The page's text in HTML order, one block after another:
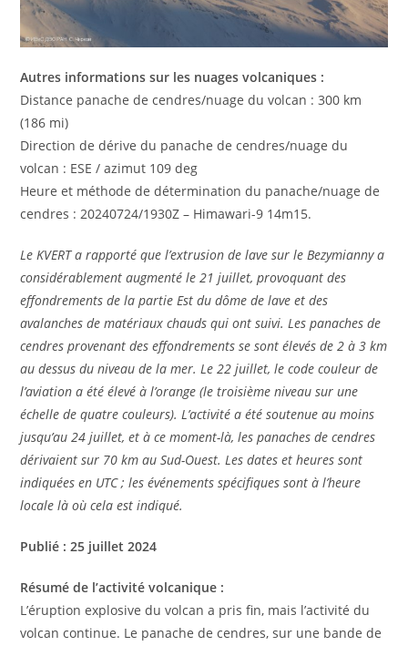
Autres informations sur les nuages ​​volcaniques :
Distance panache de cendres/nuage du volcan : 300 km
(186 mi)
Direction de dérive du panache de cendres/nuage du
volcan : ESE / azimut 109 deg
Heure et méthode de détermination du panache/nuage de
cendres : 20240724/1930Z – Himawari-9 14m15.
Le KVERT a rapporté que l’extrusion de lave sur le Bezymianny a
considérablement augmenté le 21 juillet, provoquant des
effondrements de la partie Est du dôme de lave et des
avalanches de matériaux chauds qui ont suivi. Les panaches de
cendres provenant des effondrements se sont élevés de 2 à 3 km
au dessus du niveau de la mer. Le 22 juillet, le code couleur de
l’aviation a été élevé à l’orange (le troisième niveau sur une
échelle de quatre couleurs). L’activité a été soutenue au moins
jusqu’au 24 juillet, et à ce moment-là, les panaches de cendres
dérivaient sur 70 km au Sud-Ouest. Les dates et heures sont
indiquées en UTC ; les événements spécifiques sont à l’heure
locale là où cela est indiqué.
Publié : 25 juillet 2024
Résumé de l’activité volcanique :
L’éruption explosive du volcan a pris fin, mais l’activité du
volcan continue. Le panache de cendres, sur une bande de